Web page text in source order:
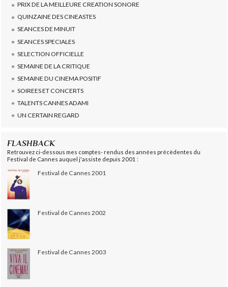
PRIX DE LA MEILLEURE CREATION SONORE
QUINZAINE DES CINEASTES
SEANCES DE MINUIT
SEANCES SPECIALES
SELECTION OFFICIELLE
SEMAINE DE LA CRITIQUE
SEMAINE DU CINEMA POSITIF
SOIREES ET CONCERTS
TALENTS CANNES ADAMI
UN CERTAIN REGARD
FLASHBACK
Retrouvez ci-dessous mes comptes- rendus des années précèdentes du
Festival de Cannes auquel j'assiste depuis 2001 :
Festival de Cannes 2001
Festival de Cannes 2002
Festival de Cannes 2003